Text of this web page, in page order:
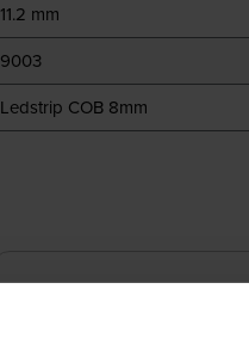
11.2 mm
9003
Ledstrip COB 8mm
865512- P10-IN-W-